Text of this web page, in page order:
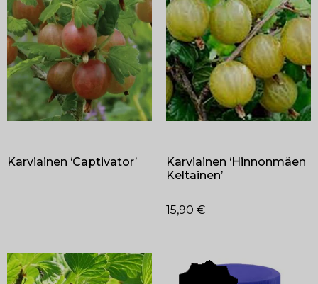
Karviainen ‘Captivator’
Karviainen ‘Hinnonmäen
Keltainen’
15,90 €